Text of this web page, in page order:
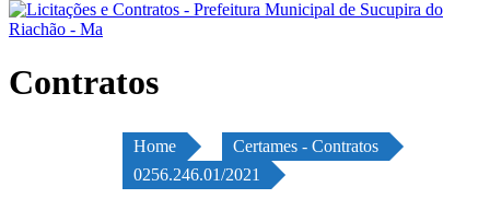
Contratos
Home
Certames - Contratos
0256.246.01/2021